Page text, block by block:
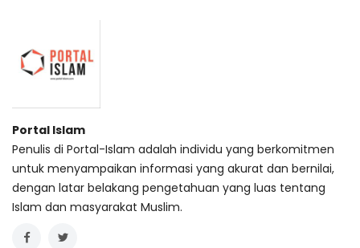
Portal Islam
Penulis di Portal-Islam adalah individu yang berkomitmen
untuk menyampaikan informasi yang akurat dan bernilai,
dengan latar belakang pengetahuan yang luas tentang
Islam dan masyarakat Muslim.